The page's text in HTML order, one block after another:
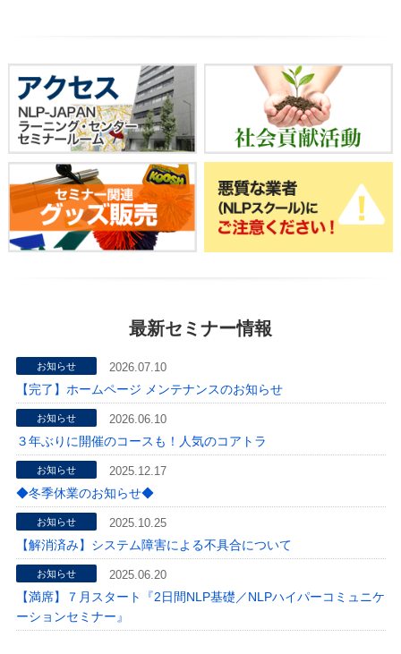
最新セミナー情報
お知らせ 2026.07.10
【完了】ホームページ メンテナンスのお知らせ
お知らせ 2026.06.10
３年ぶりに開催のコースも！人気のコアトラ
お知らせ 2025.12.17
◆冬季休業のお知らせ◆
お知らせ 2025.10.25
【解消済み】システム障害による不具合について
お知らせ 2025.06.20
【満席】７月スタート『2日間NLP基礎／NLPハイパーコミュニケ
ーションセミナー』